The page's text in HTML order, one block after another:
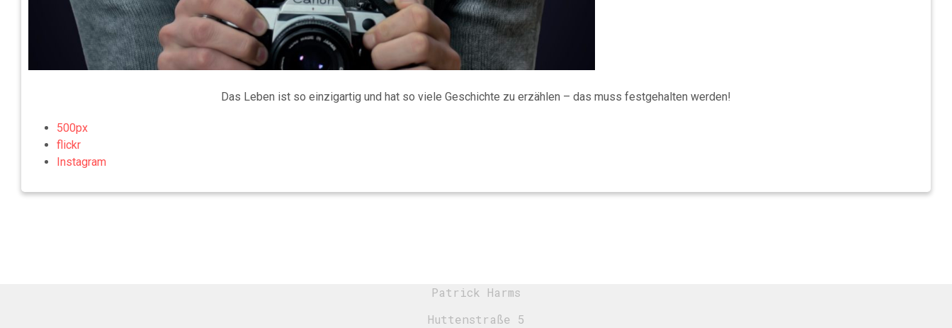
Das Leben ist so einzigartig und hat so viele Geschichte zu erzählen – das muss festgehalten werden!
500px
flickr
Instagram
Patrick Harms
Huttenstraße 5